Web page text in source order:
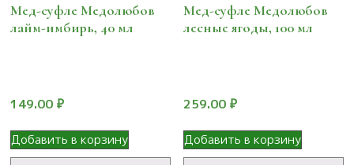
Мед-суфле Медолюбов
лайм-имбирь, 40 мл
149.00 ₽
Добавить в корзину
Мед-суфле Медолюбов
лесные ягоды, 100 мл
259.00₽
Добавить в корзину